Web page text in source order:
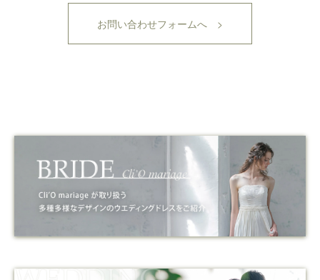
お問い合わせフォームへ >